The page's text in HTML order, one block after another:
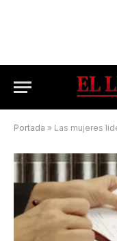
Portada » Las mujeres lideran